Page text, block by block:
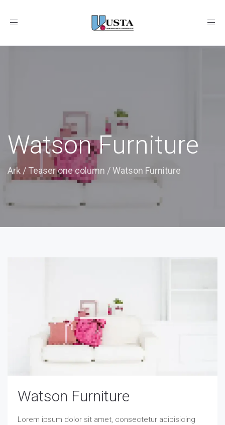
Toggle
Watson Furniture
Ark / Teaser one column /Watson Furniture
Watson Furniture
Lorem ipsum dolor sit amet, consectetur adipisicing